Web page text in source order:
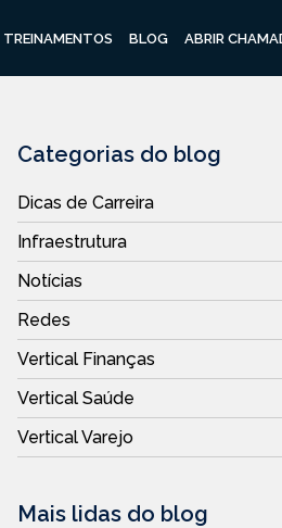
TREINAMENTOS BLOG ABRIR
WhatsApp
Categorias do blog
Dicas de Carreira
Infraestrutura
Notícias
Redes
Vertical Finanças
Vertical Saúde
Vertical Varejo
Mais lidas do blog